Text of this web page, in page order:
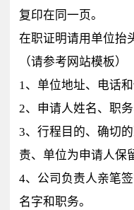
复印在同一页。
在职证明请用单位抬
（请参考网站模板）
1、单位地址、电话
2、申请人姓名、职
3、行程目的、确切
责、单位为申请人保
4、公司负责人亲笔
名字和职务。